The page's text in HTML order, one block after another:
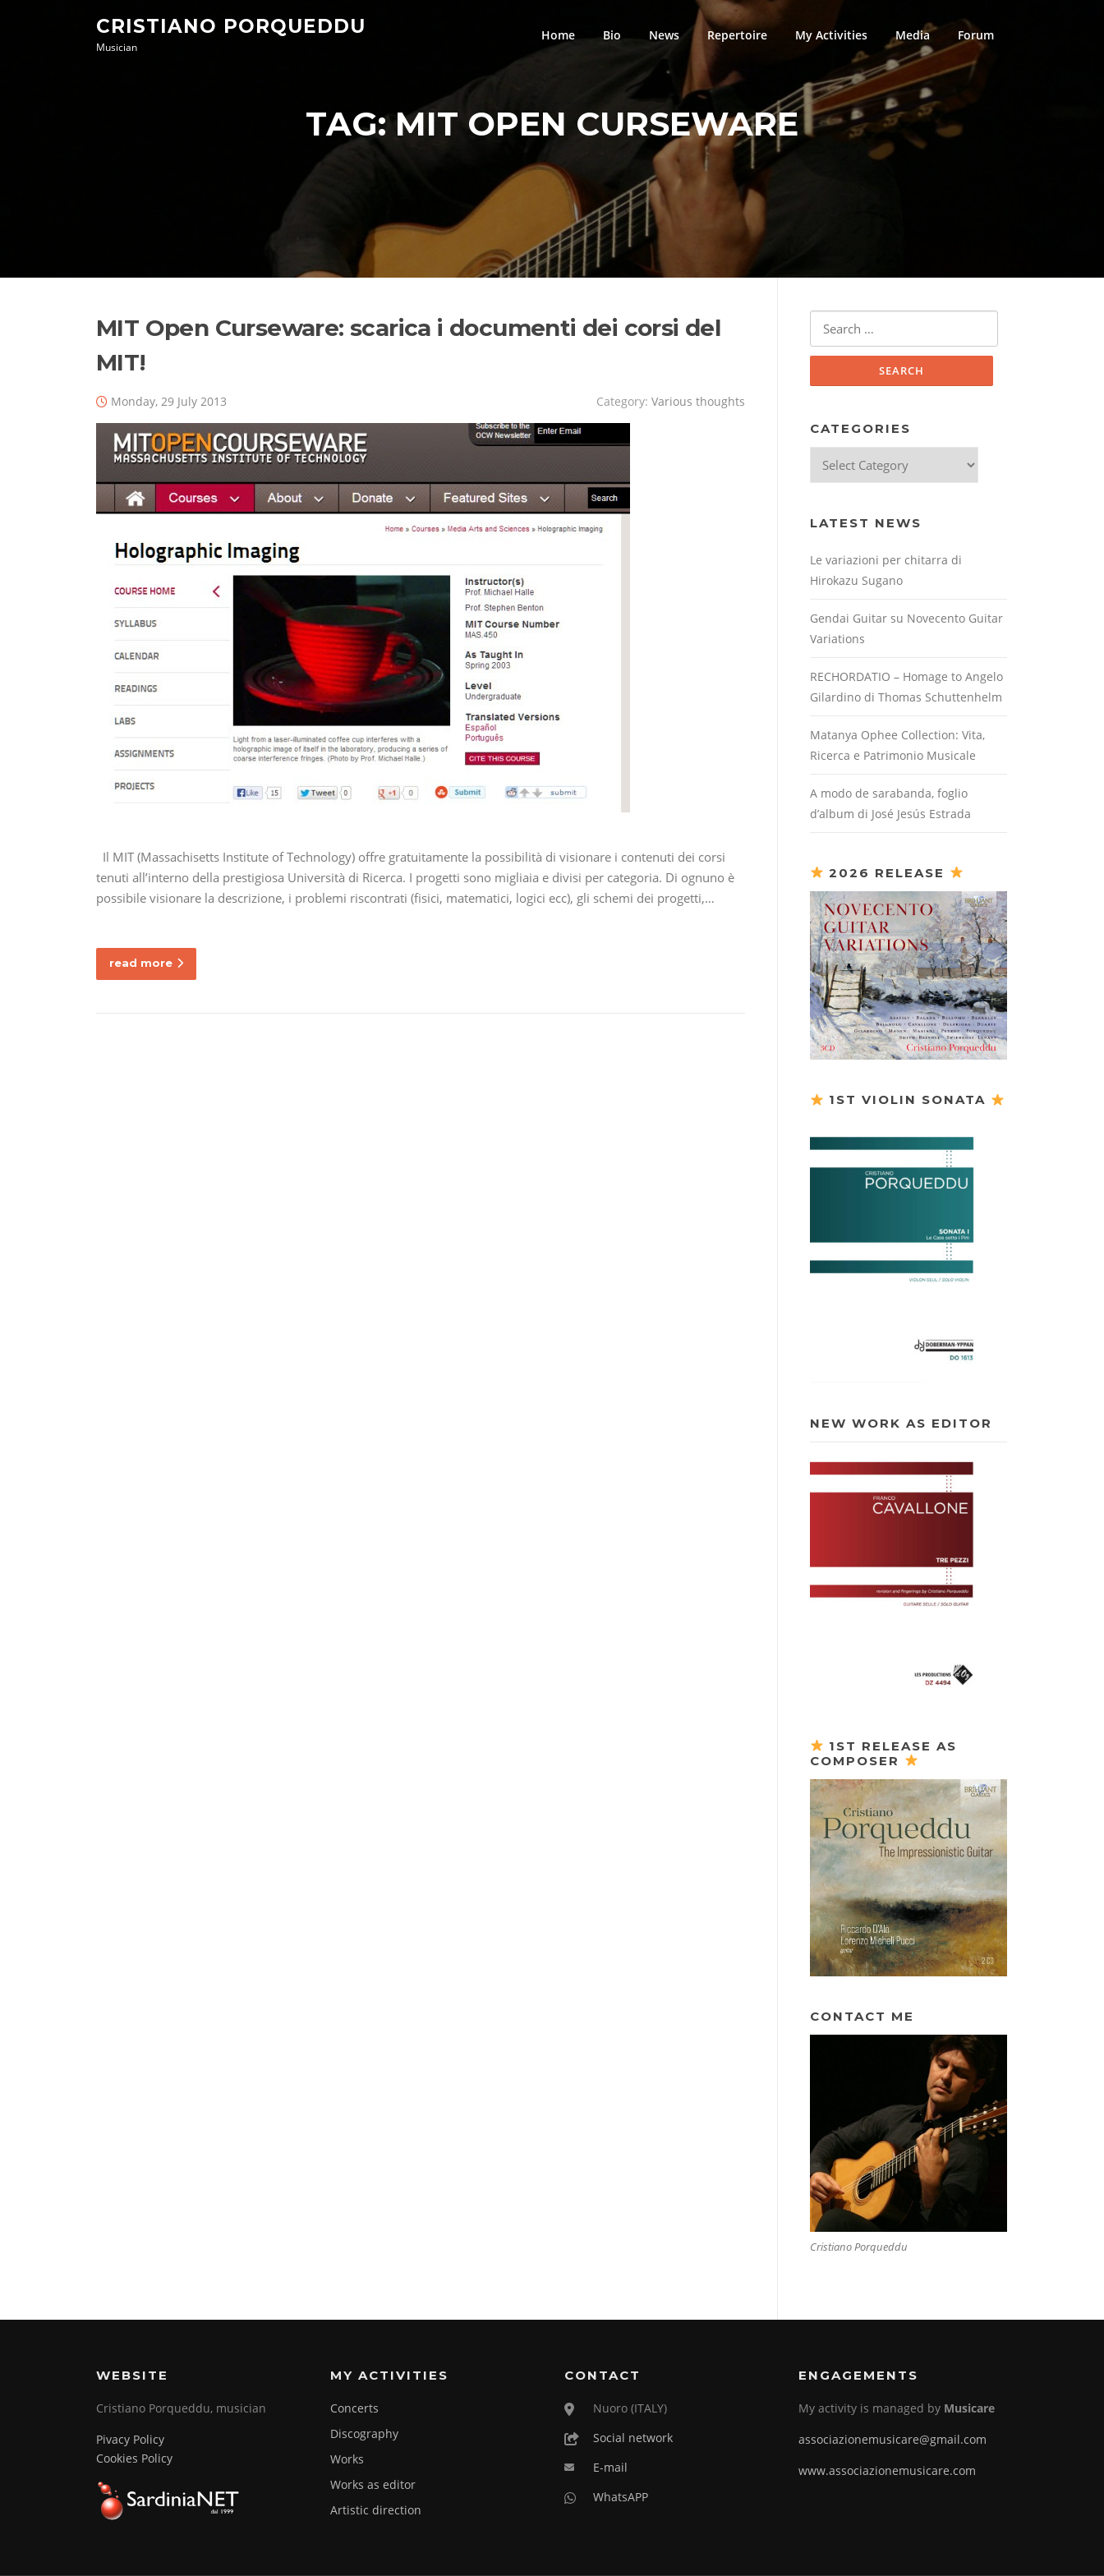
CRISTIANO PORQUEDDU
Musician
Home Bio News Repertoire My Activities Media Forum
TAG:MIT OPEN CURSEWARE
MIT Open Curseware: scarica i documenti dei corsi del
MIT!
Monday, 29 July 2013 Category: Various thoughts
Il MIT (Massachisetts Institute of Technology) offre gratuitamente la possibilità di visionare i contenuti dei corsi
tenuti all’interno della prestigiosa Università di Ricerca. I progetti sono migliaia e divisi per categoria. Di ognuno è
possibile visionare la descrizione, i problemi riscontrati (fisici, matematici, logici ecc), gli schemi dei progetti,…
read more
CATEGORIES
LATEST NEWS
Le variazioni per chitarra di
Hirokazu Sugano
Gendai Guitar su Novecento Guitar
Variations
RECHORDATIO – Homage to Angelo
Gilardino di Thomas Schuttenhelm
Matanya Ophee Collection: Vita,
Ricerca e Patrimonio Musicale
A modo de sarabanda, foglio
d’album di José Jesús Estrada
2026 RELEASE
1ST VIOLIN SONATA
NEW WORK AS EDITOR
1ST RELEASE AS
COMPOSER
CONTACT ME
Cristiano Porqueddu
WEBSITE
Cristiano Porqueddu, musician
Pivacy Policy
Cookies Policy
MY ACTIVITIES
Concerts
Discography
Works
Works as editor
Artistic direction
CONTACT
Nuoro (ITALY)
Social network
E-mail
WhatsAPP
ENGAGEMENTS
My activity is managed by Musicare
associazionemusicare@gmail.com
www.associazionemusicare.com